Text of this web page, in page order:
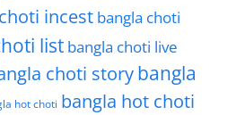
incest bangla choti
list bangla choti live
choti storybangla
hot choti bangla hot choti